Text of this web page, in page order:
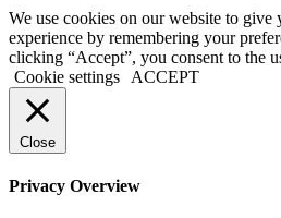
We use cookies on our website to give
experience by remembering your
clicking “Accept”, you consent to the
Cookie settings
ACCEPT
Close
Privacy Overview